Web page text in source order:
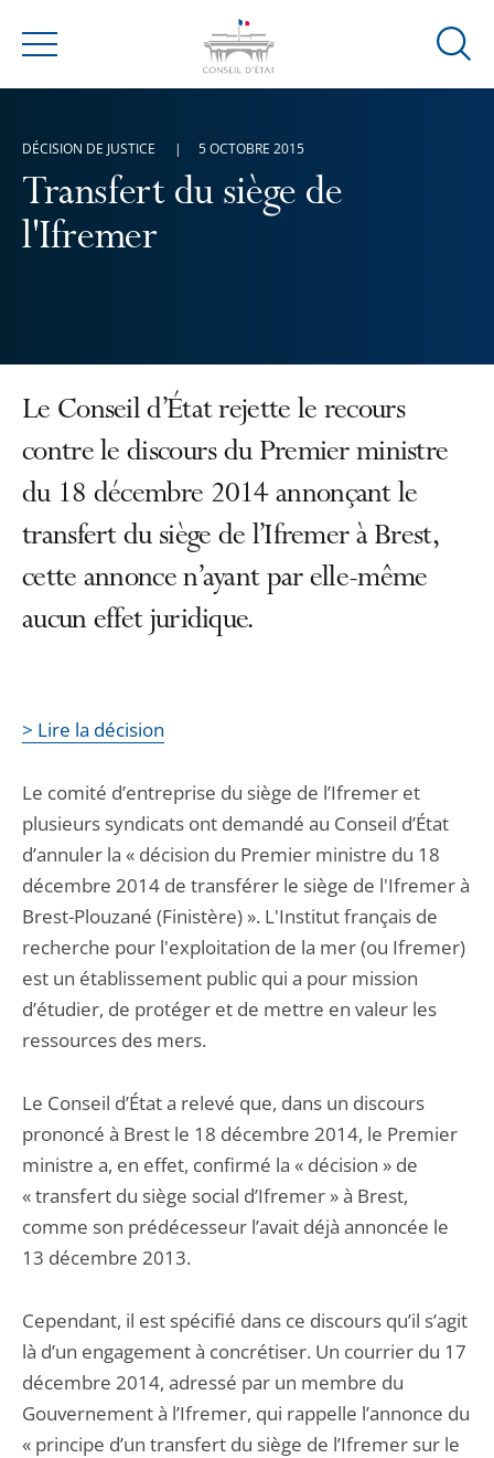
Menu
Ouvrir
Transfert du siège de
l'Ifremer
DÉCISION DE JUSTICE 5 OCTOBRE 2015
Le Conseil d’État rejette le recours
contre le discours du Premier ministre
du 18 décembre 2014 annonçant le
transfert du siège de l’Ifremer à Brest,
cette annonce n’ayant par elle-même
aucun effet juridique.
> Lire la décision
Le comité d’entreprise du siège de l’Ifremer et
plusieurs syndicats ont demandé au Conseil d’État
d’annuler la « décision du Premier ministre du 18
décembre 2014 de transférer le siège de l'Ifremer à
Brest-Plouzané (Finistère) ». L'Institut français de
recherche pour l'exploitation de la mer (ou Ifremer)
est un établissement public qui a pour mission
d’étudier, de protéger et de mettre en valeur les
ressources des mers.
Le Conseil d’État a relevé que, dans un discours
prononcé à Brest le 18 décembre 2014, le Premier
ministre a, en effet, confirmé la « décision » de
« transfert du siège social d’Ifremer » à Brest,
comme son prédécesseur l’avait déjà annoncée le
13 décembre 2013.
Cependant, il est spécifié dans ce discours qu’il s’agit
là d’un engagement à concrétiser. Un courrier du 17
décembre 2014, adressé par un membre du
Gouvernement à l’Ifremer, qui rappelle l’annonce du
« principe d’un transfert du siège de l’Ifremer sur le